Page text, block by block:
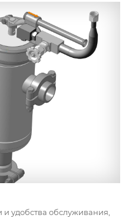
удобства обслуживания,